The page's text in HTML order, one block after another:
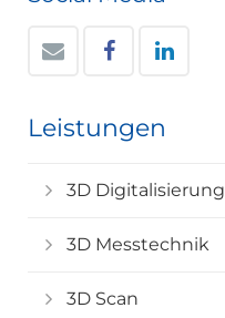
Leistungen
3D Digitalisierung
3D Messtechnik
3D Scan